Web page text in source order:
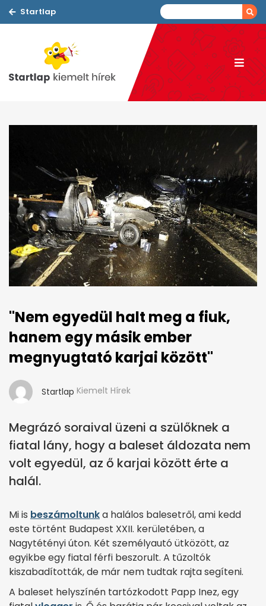
Startlap
"Nem egyedül halt meg a fiuk,
hanem egy másik ember
megnyugtató karjai között"
Startlap Kiemelt Hírek
Megrázó soraival üzeni a szülőknek a
fiatal lány, hogy a baleset áldozata nem
volt egyedül, az ő karjai között érte a
halál.
Mi is beszámoltunka halálos balesetről, ami kedd
este történt Budapest XXII. kerületében, a
Nagytétényi úton. Két személyautó ütközött, az
egyikbe egy fiatal férfi beszorult. A tűzoltók
kiszabadították, de már nem tudtak rajta segíteni.
A baleset helyszínén tartózkodott Papp Inez, egy